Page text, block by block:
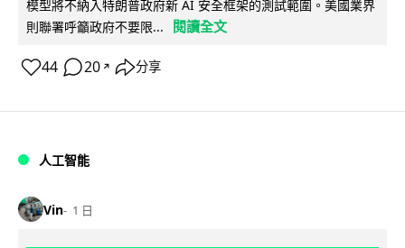
模型將不納入特朗普政府新 AI 安全框架的測試範圍。美國業界
則聯署呼籲政府不要限...
閱讀全文
44 20 ↗ 分享
人工智能
Vin 1 日